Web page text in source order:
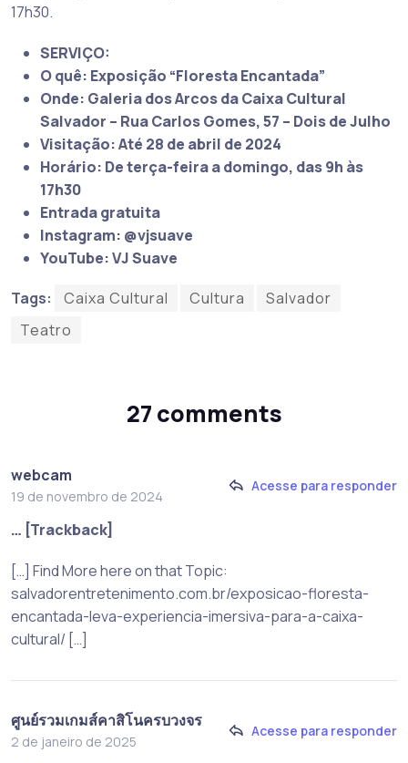
17h30.
SERVIÇO:
O quê: Exposição “Floresta Encantada”
Onde: Galeria dos Arcos da Caixa Cultural
Salvador – Rua Carlos Gomes, 57 – Dois de Julho
Visitação: Até 28 de abril de 2024
Horário: De terça-feira a domingo, das 9h às
17h30
Entrada gratuita
Instagram: @vjsuave
YouTube: VJ Suave
Tags:
Caixa Cultural Cultura
Salvador
Teatro
27 comments
webcam
19 de novembro de 2024
Acesse para responder
… [Trackback]
[…] Find More here on that Topic:
salvadorentretenimento.com.br/exposicao-floresta-
encantada-leva-experiencia-imersiva-para-a-caixa-
cultural/ […]
ศูนย์รวมเกมส์คาสิโนครบวงจร
2 de janeiro de 2025
Acesse para responder